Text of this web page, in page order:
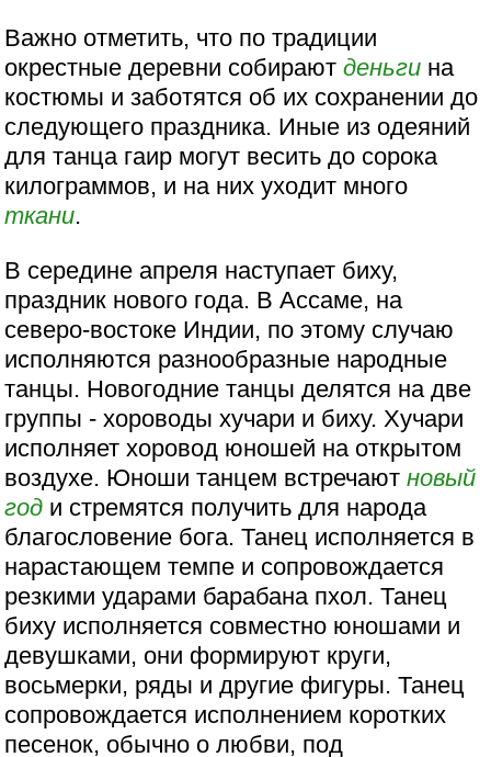
Важно отметить, что по традиции
окрестные деревни собираютденьги на
костюмы и заботятся об их сохранении до
следующего праздника. Иные из одеяний
для танца гаир могут весить до сорока
килограммов, и на них уходит много
ткани.
В середине апреля наступает биху,
праздник нового года. В Ассаме, на
северо-востоке Индии, по этому случаю
исполняются разнообразные народные
танцы. Новогодние танцы делятся на две
группы - хороводы хучари и биху. Хучари
исполняет хоровод юношей на открытом
воздухе. Юноши танцем встречаютновый
год и стремятся получить для народа
благословение бога. Танец исполняется в
нарастающем темпе и сопровождается
резкими ударами барабана пхол. Танец
биху исполняется совместно юношами и
девушками, они формируют круги,
восьмерки, ряды и другие фигуры. Танец
сопровождается исполнением коротких
песенок, обычно о любви, под